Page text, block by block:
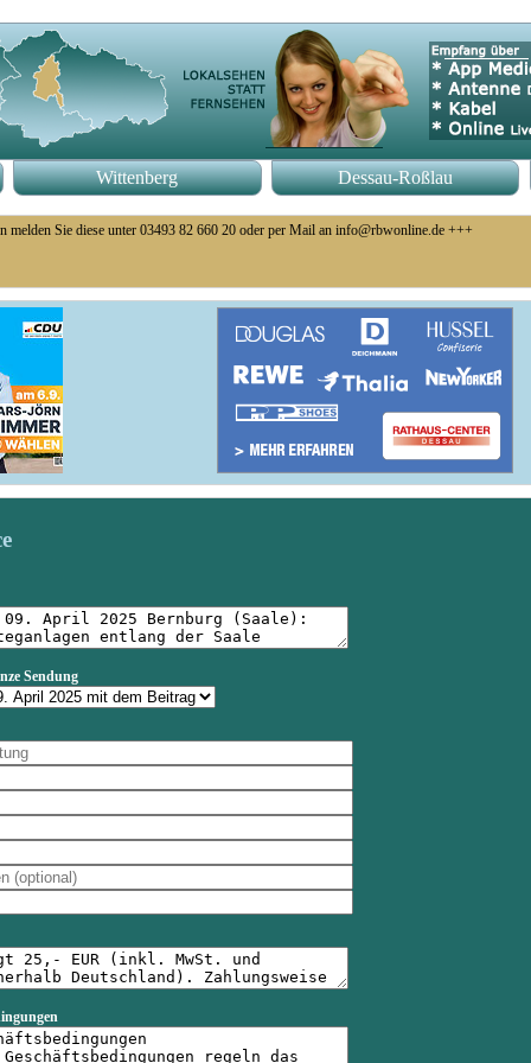
Wittenberg Dessau-Roßlau
Sie diese unter 03493 82 660 20 oder per Mail an info@rbwonline.de +++
eingestellt +++
Sendung